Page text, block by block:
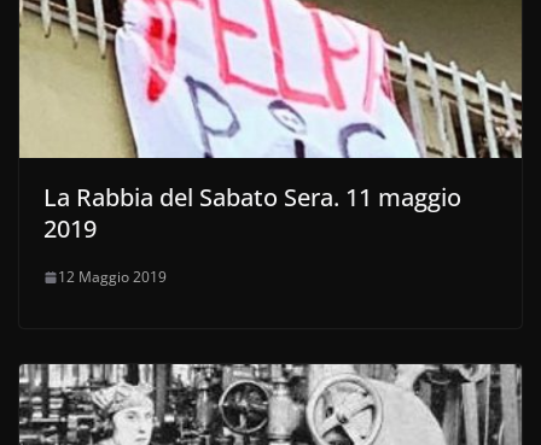
La Rabbia del Sabato Sera. 11 maggio
2019
12 Maggio 2019